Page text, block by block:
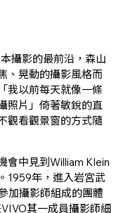
攝影的最前沿，森山
、晃動的攝影風格而
我以前每天就像一條
片」――倚著敏銳的直
觀看觀景窗的方式隨
會中見到William Klein
1959年，進入岩宮武
加攝影師組成的團體
其一成員攝影師細